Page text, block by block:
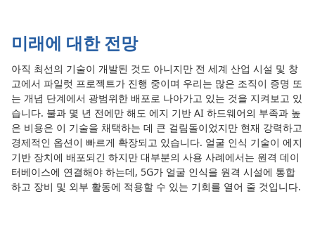
미래에 대한 전망
아직 최선의 기술이 개발된 것도 아니지만 전 세계 산업 시설 및 창
고에서 파일럿 프로젝트가 진행 중이며 우리는 많은 조직이 증명 또
는 개념 단계에서 광범위한 배포로 나아가고 있는 것을 지켜보고 있
습니다. 불과 몇 년 전에만 해도 에지 기반 AI 하드웨어의 부족과 높
은 비용은 이 기술을 채택하는 데 큰 걸림돌이었지만 현재 강력하고
경제적인 옵션이 빠르게 확장되고 있습니다. 얼굴 인식 기술이 에지
기반 장치에 배포되긴 하지만 대부분의 사용 사례에서는 원격 데이
터베이스에 연결해야 하는데, 5G가 얼굴 인식을 원격 시설에 통합
하고 장비 및 외부 활동에 적용할 수 있는 기회를 열어 줄 것입니다.